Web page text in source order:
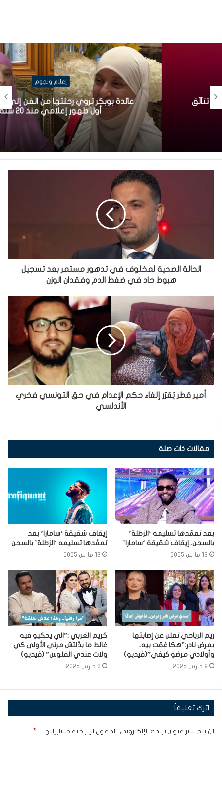
إعلام ونجوم
عائدة بوبكر تروي رحلتها من الفن إلى الحجاب في
أول ظهور إعلامي منذ 20 سنة
الحالة الصحية لمخلوف في تدهور مستمر بعد تسجيل
هبوط حاد في ضغط الدم وفقدان الوزن
أمير قطر يُقرّر إلغاء حكم الإعدام في حق التونسي فخري
الأندلسي
مقالات ذات صلة
بعد تعمّدها تسليمه ‘الزطلة’
بالسجن..إيقاف شقيقة ‘سامارا’
13 مارس 2025
إيقاف شقيقة ‘سامارا’ بعد
تعمّدها تسليمه ‘الزطلة’ بالسجن
13 مارس 2025
ريم الرياحي تعلن عن إصابتها
بمرض نادر:”هكا فقت بيه..
وأولادي مرضو كيفي”(فيديو)
9 مارس 2025
كريم الغربي :”الي يحكيو فيه
غالط ما بدّلتش مرتي الأولى كي
ولات عندي الفلوس” (فيديو)
8 مارس 2025
اترك تعليقاً
لن يتم نشر عنوان بريدك الإلكتروني. الحقول الإلزامية مشار إليها بـ *